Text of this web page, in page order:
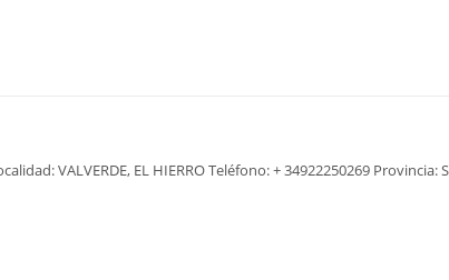
VALVERDE, EL HIERRO Teléfono: + 34922250269 Provincia: S.